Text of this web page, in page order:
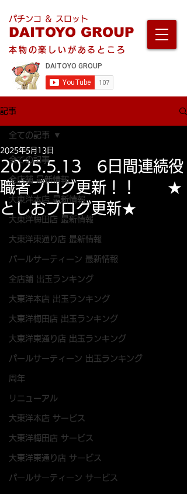
パチンコ ＆ スロット
DAITOYO GROUP
本物の楽しいがあるところ
記事
全ての記事
全店舗 最新情報
大東洋本店 最新情報
大東洋梅田店 最新情報
大東洋東通り店 最新情報
パールサーティーン 最新情報
全店舗 出玉ランキング
大東洋本店 出玉ランキング
大東洋梅田店 出玉ランキング
大東洋東通り店 出玉ランキング
パールサーティーン 出玉ランキング
周年
リニューアル
大東洋本店 サービス
大東洋梅田店 サービス
大東洋東通り店 サービス
パールサーティーン サービス
全ての記事
2025.5.13 6日間連続役
職者ブログ更新！！ ★
としおブログ更新★
2025年5月13日